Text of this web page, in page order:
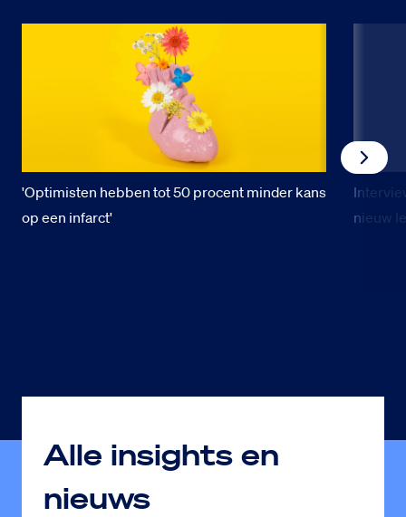
'Optimisten hebben tot 50 procent minder kans
op een infarct'
nieuw
Alle insights en
nieuws